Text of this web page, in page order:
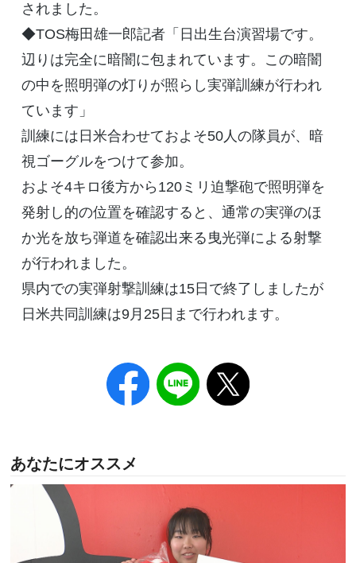
されました。
◆TOS梅田雄一郎記者「日出生台演習場です。
辺りは完全に暗闇に包まれています。この暗闇
の中を照明弾の灯りが照らし実弾訓練が行われ
ています」
訓練には日米合わせておよそ50人の隊員が、暗
視ゴーグルをつけて参加。
およそ4キロ後方から120ミリ迫撃砲で照明弾を
発射し的の位置を確認すると、通常の実弾のほ
か光を放ち弾道を確認出来る曳光弾による射撃
が行われました。
県内での実弾射撃訓練は15日で終了しましたが
日米共同訓練は9月25日まで行われます。
あなたにオススメ